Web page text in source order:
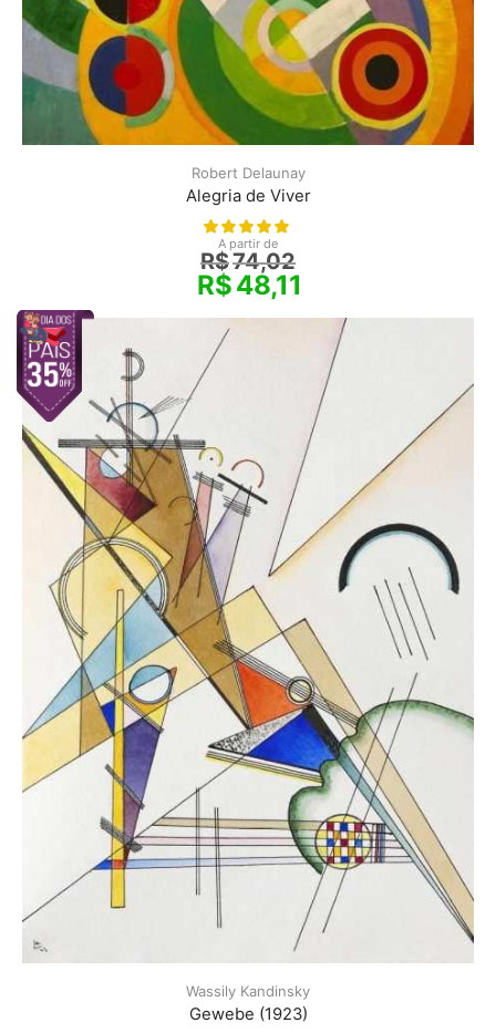
Robert Delaunay
Alegria de Viver
A partir de
R$74,02
R$48,11
Wassily Kandinsky
Gewebe (1923)